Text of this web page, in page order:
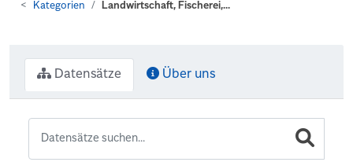
Kategorien Landwirtschaft, Fischerei,...
Datensätze Über uns